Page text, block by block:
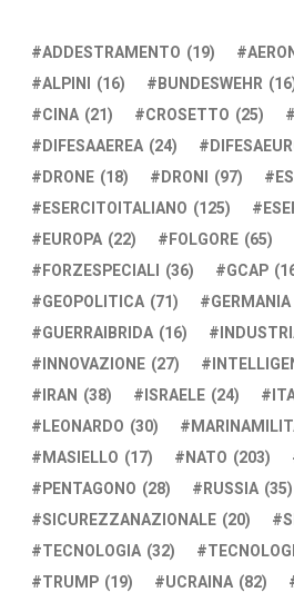
ADDESTRAMENTO (19)
ALPINI (16) BUNDESWEHR
CINA (21) CROSETTO (25)
DIFESAAEREA (24)
DRONE (18) DRONI (97)
ESERCITOITALIANO (125)
EUROPA (22) FOLGORE (65)
FORZESPECIALI (36) GCAP
GEOPOLITICA (71) GERMANIA
GUERRAIBRIDA (16)
INNOVAZIONE (27)
IRAN (38) ISRAELE (24)
LEONARDO (30)
MASIELLO (17) NATO (203)
PENTAGONO (28) RUSSIA (35)
SICUREZZANAZIONALE (20)
TECNOLOGIA (32)
TRUMP (19) UCRAINA (82)